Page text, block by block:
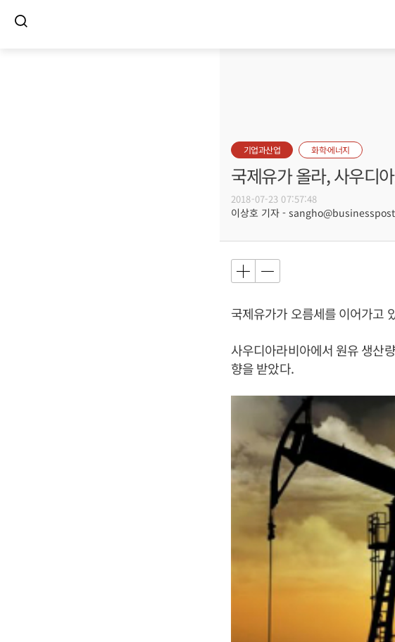
기업과산업 화학·에너지
국제유가 올라, 사우디
2018-07-23 07:57:48
이상호 기자 -
국제유가가 오름세를 이어가고
사우디아라비아에서 원유 생산
향을 받았다.